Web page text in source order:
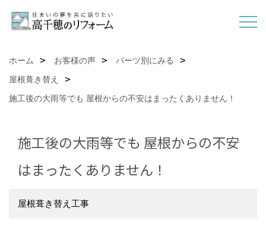
ホーム お客様の声
パーツ別にみる
屋根葺き替え
施工後の大雨等でも 屋根からの不安はまったくありません！
施工後の大雨等でも 屋根からの不安
はまったくありません！
屋根葺き替え工事